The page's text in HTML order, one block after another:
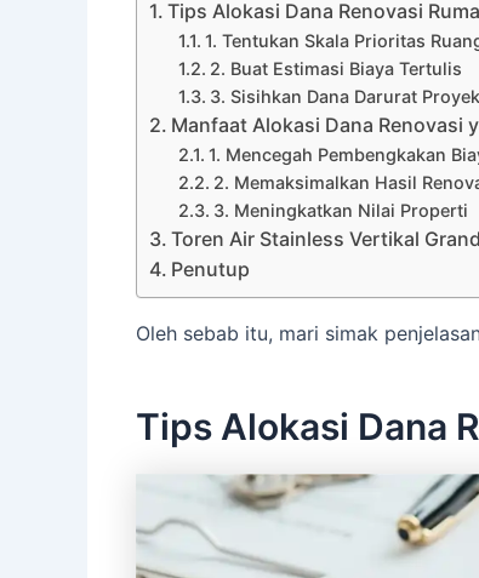
Tips Alokasi Dana Renovasi
1. Tentukan Skala Prioritas
2. Buat Estimasi Biaya Tertulis
3. Sisihkan Dana Darurat Proyek
Manfaat Alokasi Dana Renovasi
1. Mencegah Pembengkakan
2. Memaksimalkan Hasil
3. Meningkatkan Nilai Properti
Toren Air Stainless Vertikal
Penutup
Oleh sebab itu, mari simak
Tips Alokasi Dana